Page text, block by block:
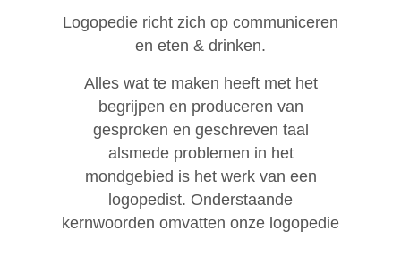
Logopedie richt zich op communiceren
en eten & drinken.
Alles wat te maken heeft met het
begrijpen en produceren van
gesproken en geschreven taal
alsmede problemen in het
mondgebied is het werk van een
logopedist. Onderstaande
kernwoorden omvatten onze logopedie